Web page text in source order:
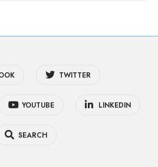
TWITTER
YOUTUBE LINKEDIN
SEARCH